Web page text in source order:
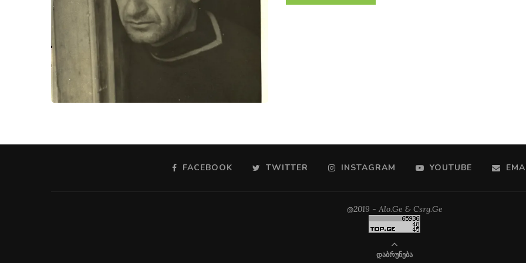
FACEBOOK TWITTER INSTAGRAM YOUTUBE
@2019 - Alo.Ge & Csrg.Ge
ᲓᲐᲑᲠᲣᲜᲔᲑᲐ